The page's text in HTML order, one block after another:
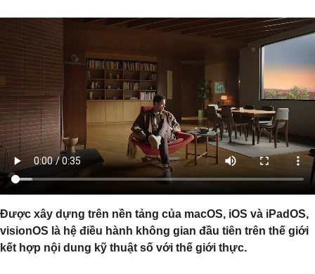
Được xây dựng trên nền tảng của macOS, iOS và iPadOS,
visionOS là hệ điều hành không gian đầu tiên trên thế giới
kết hợp nội dung kỹ thuật số với thế giới thực.